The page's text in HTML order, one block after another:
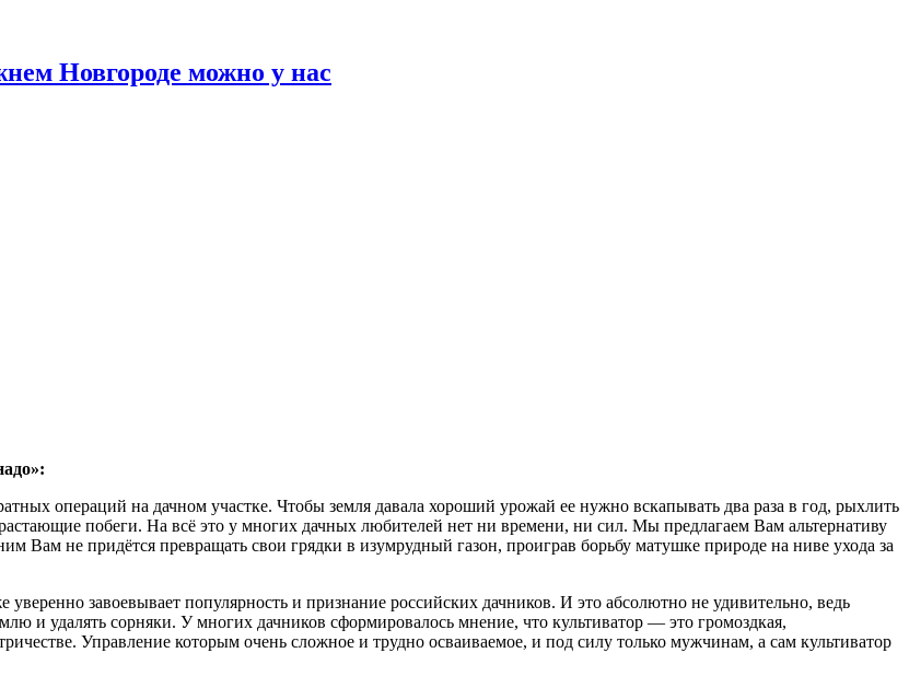
Новгороде можно у нас
операций на дачном участке. Чтобы земля давала хороший урожай ее нужно вскапывать два раза в год, рыхлить
побеги. На всё это у многих дачных любителей нет ни времени, ни сил. Мы предлагаем Вам альтернативу
не придётся превращать свои грядки в изумрудный газон, проиграв борьбу матушке природе на ниве ухода за
завоевывает популярность и признание российских дачников. И это абсолютно не удивительно, ведь
и удалять сорняки. У многих дачников сформировалось мнение, что культиватор — это громоздкая,
Управление которым очень сложное и трудно осваиваемое, и под силу только мужчинам, а сам культиватор